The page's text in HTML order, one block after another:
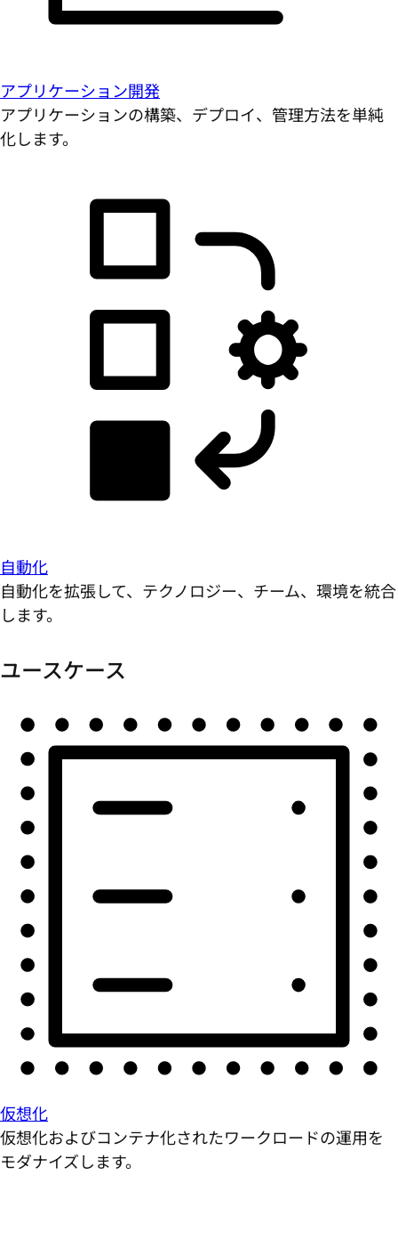
アプリケーション開発
アプリケーションの構築、デプロイ、管理方法を単純
化します。
自動化
自動化を拡張して、テクノロジー、チーム、環境を統合
します。
ユースケース
仮想化
仮想化およびコンテナ化されたワークロードの運用を
モダナイズします。